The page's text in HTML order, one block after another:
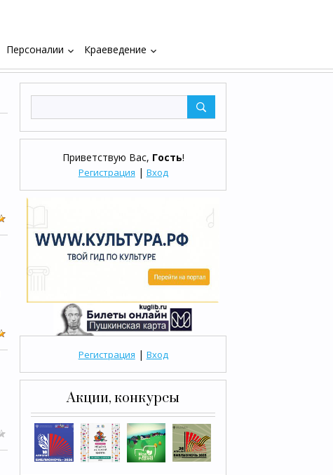
Персоналии keyboard_arrow_down Краеведение keyboard_arrow_down
Приветствую Вас, Гость!
Регистрация | Вход
Регистрация | Вход
Акции, конкурсы